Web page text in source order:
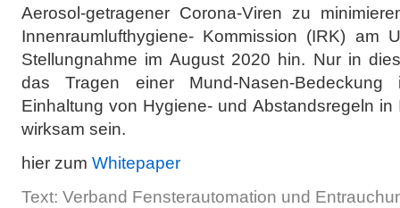
Aerosol-getragener Corona-Viren zu
Innenraumlufthygiene- Kommission (IRK) am
Stellungnahme im August 2020 hin. Nur in
das Tragen einer Mund-Nasen-
Einhaltung von Hygiene- und Abstandsregeln
wirksam sein.
hier zum Whitepaper
Text: Verband Fensterautomation und